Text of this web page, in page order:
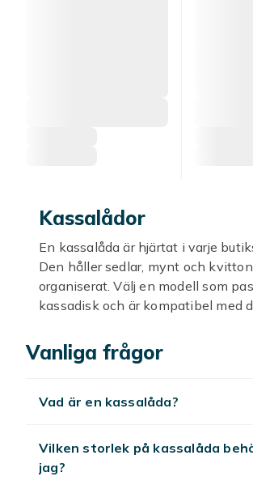
Kassalådor
En kassalåda är hjärtat i varje
Den håller sedlar, mynt och
organiserat. Välj en modell som
kassadisk och är kompatibel med
Kassalådor finns i
butiker med hög omsättning.
effektiviserar kassan avsevärt.
Vanliga frågor
Vad är en kassalåda?
Vilken storlek på kassalåda
jag?